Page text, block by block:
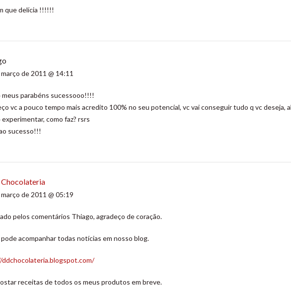
que delícia !!!!!!
de 2011 @ 14:11
meus parabéns sucessooo!!!!
vc a pouco tempo mais acredito 100% no seu potencial, vc vai conseguir tudo q vc deseja,
como faz? rsrs
sucesso!!!
de 2011 @ 05:19
pelos comentários Thiago, agradeço de coração.
acompanhar todas notícias em nosso blog.
receitas de todos os meus produtos em breve.